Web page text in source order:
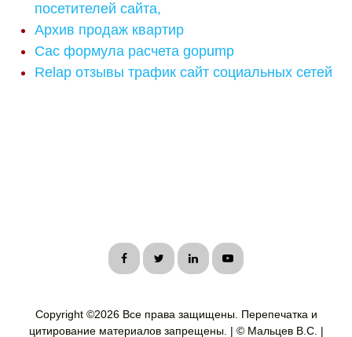
посетителей сайта,
Архив продаж квартир
Cac формула расчета gopump
Relap отзывы трафик сайт социальных сетей
Copyright ©2026 Все права защищены. Перепечатка и
цитирование материалов запрещены. | © Мальцев В.С. |